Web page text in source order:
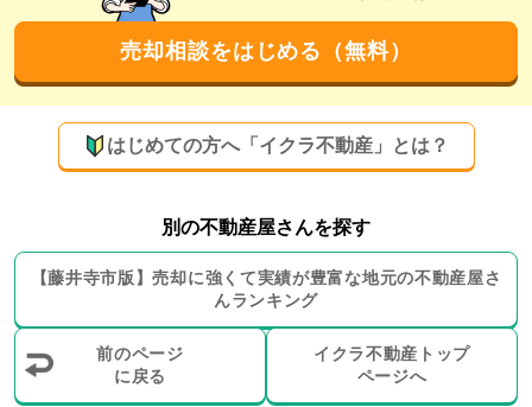
売却相談をはじめる（無料）
はじめての方へ「イクラ不動産」とは？
別の不動産屋さんを探す
【藤井寺市版】売却に強くて実績が豊富な地元の不動産屋さ
んランキング
前のページ
に戻る
イクラ不動産トップ
ページへ
声掛けます」と言っていただけることもあり、新たなお
客様をご紹介いただくことが多いことも弊社の強みで
どのような物件売却もお任せください！買取も
お取り扱いしております
お取り扱いもございます。すぐに現金化したい場合や周
囲に売却を知られたくない場合、売却しても住み続けた
い場合なども対応可能ですので、まずはご相談ください
どのような物件の売却でもお任せください。通常居住用
物件だけでなく、田んぼなどの農地や山、市街化区域外
の物件でもお取り扱いいたします。